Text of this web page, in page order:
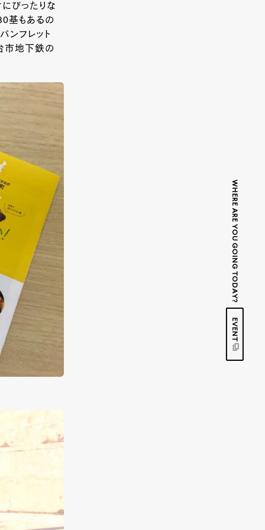
WHERE ARE YOU GOING TODAY?
EVENT
ぴったりな
基もあるの
ンフレット
市地下鉄の